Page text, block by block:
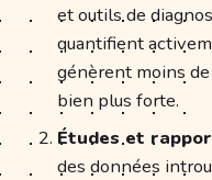
et outils de
quantifient
génèrent moins
bien plus forte.
Études et
des données